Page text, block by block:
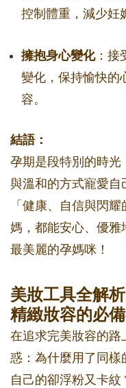
控制體重，減少妊
擁抱身心變化：接
變化，保持愉快的
容。
結語：
孕期是段特別的時
與溫和的方式寵愛自
「健康、自信與閃
媽，都能安心、優雅
最美麗的孕媽咪！
美妝工具全解
精緻妝容的必
在追求完美妝容的路
惑：為什麼用了同樣
自己的卻浮粉又卡